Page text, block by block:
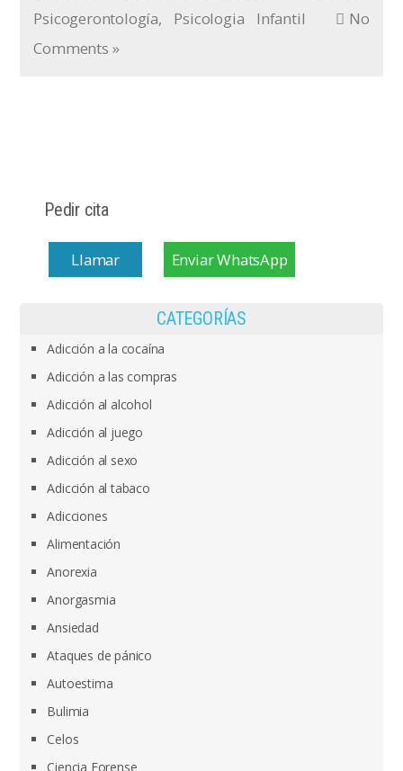
Psicogerontología, Psicologia Infantil
No
Comments »
Pedir cita
Llamar Enviar WhatsApp
CATEGORÍAS
Adicción a la cocaína
Adicción a las compras
Adicción al alcohol
Adicción al juego
Adicción al sexo
Adicción al tabaco
Adicciones
Alimentación
Anorexia
Anorgasmia
Ansiedad
Ataques de pánico
Autoestima
Bulimia
Celos
Ciencia Forense